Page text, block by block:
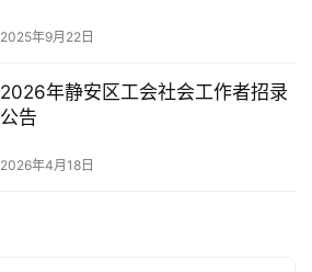
2025年9月22日
2026年静安区工会社会工作者招录
公告
2026年4月18日